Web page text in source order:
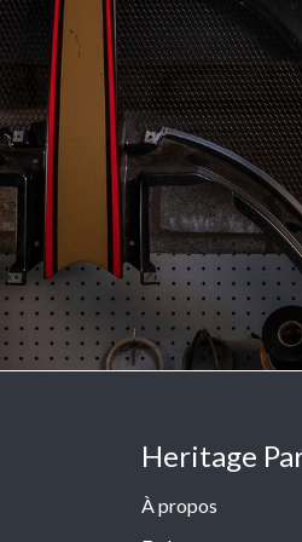
Heritage
À propos